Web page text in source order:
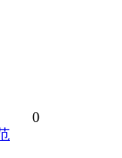
0